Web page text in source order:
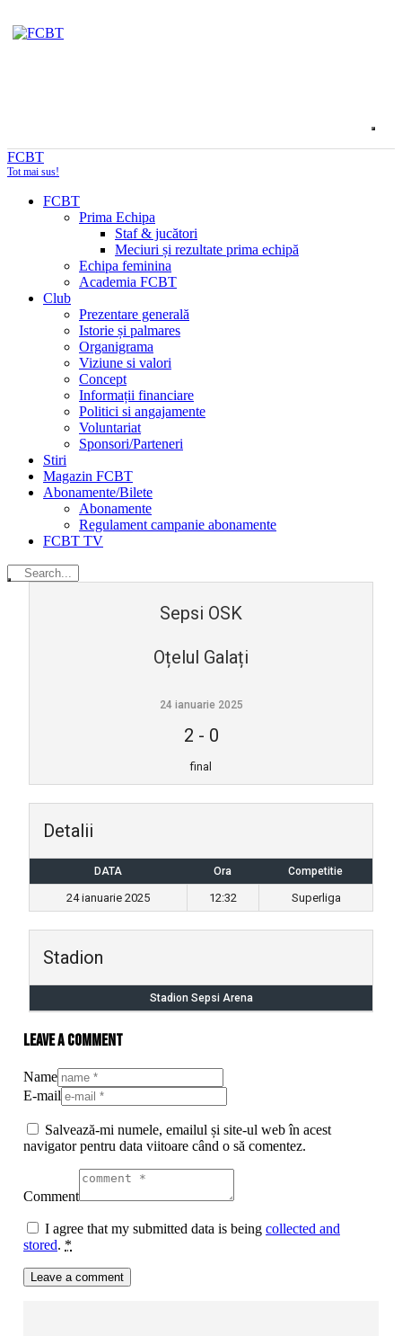
FCBT
Tot mai sus!
FCBT
Prima Echipa
Staf & jucători
Meciuri și rezultate prima echipă
Echipa feminina
Academia FCBT
Club
Prezentare generală
Istorie și palmares
Organigrama
Viziune si valori
Concept
Informații financiare
Politici si angajamente
Voluntariat
Sponsori/Parteneri
Stiri
Magazin FCBT
Abonamente/Bilete
Abonamente
Regulament campanie abonamente
FCBT TV
Sepsi OSK
Oțelul Galați
24 ianuarie 2025
2 - 0
final
Detalii
DATA Ora Competitie
24 ianuarie 2025 12:32 Superliga
Stadion
Stadion Sepsi Arena
Leave a comment
Name
E-mail
Salvează-mi numele, emailul și site-ul web în acest
navigator pentru data viitoare când o să comentez.
Comment
I agree that my submitted data is being collected and
stored. *